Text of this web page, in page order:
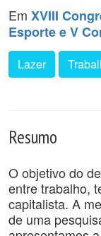
Em XVIII
Esporte e V
Lazer
Resumo
O objetivo do
entre trabalho,
capitalista. A
de uma